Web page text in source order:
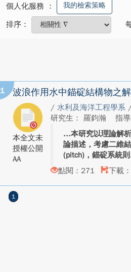
個人化服務 ： 我的檢索策略
排序：
1 波浪作用水中錨碇結構物之
本全文未
授權公開
AA
/ 水利及海洋工程學系
研究生： 羅鈞瀚
指
本研究以理論解
論描述，考慮二維
(pitch)，錨碇系統
點閱：271
下載
1